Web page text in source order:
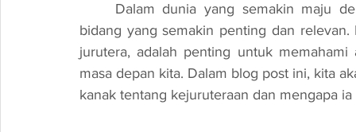
bidang yang semakin penting dan
jurutera, adalah penting untuk
masa depan kita. Dalam blog post ini, kita
kanak tentang kejuruteraan dan mengapa